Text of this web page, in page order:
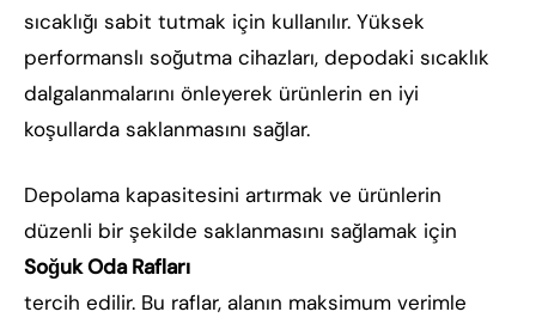
sıcaklığı sabit tutmak için kullanılır. Yüksek
performanslı soğutma cihazları, depodaki sıcaklık
dalgalanmalarını önleyerek ürünlerin en iyi
koşullarda saklanmasını sağlar.
Depolama kapasitesini artırmak ve ürünlerin
düzenli bir şekilde saklanmasını sağlamak için
Soğuk Oda Rafları
tercih edilir. Bu raflar, alanın maksimum verimle